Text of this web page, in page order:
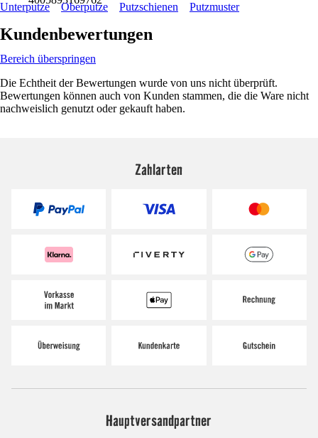
Unterputze Oberputze Putzschienen Putzmuster
Kundenbewertungen
Bereich überspringen
Die Echtheit der Bewertungen wurde von uns nicht überprüft.
Bewertungen können auch von Kunden stammen, die die Ware nicht
nachweislich genutzt oder gekauft haben.
Zahlarten
Hauptversandpartner